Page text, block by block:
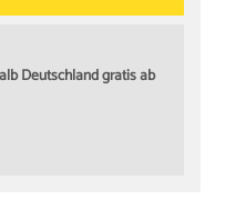
Deutschland gratis ab